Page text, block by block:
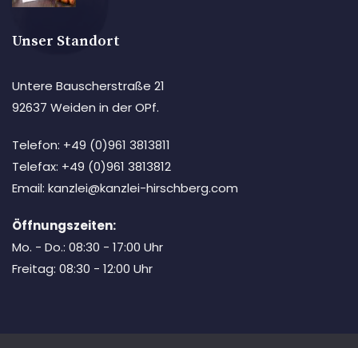
Unser Standort
Untere Bauscherstraße 21
92637 Weiden in der OPf.
Telefon: +49 (0)961 3813811
Telefax: +49 (0)961 3813812
Email: kanzlei@kanzlei-hirschberg.com
Öffnungszeiten:
Mo. - Do.: 08:30 - 17:00 Uhr
Freitag: 08:30 - 12:00 Uhr